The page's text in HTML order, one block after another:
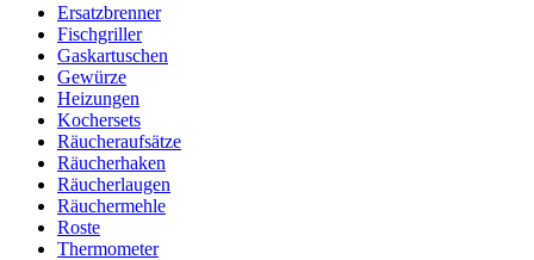
Ersatzbrenner
Fischgriller
Gaskartuschen
Gewürze
Heizungen
Kochersets
Räucheraufsätze
Räucherhaken
Räucherlaugen
Räuchermehle
Roste
Thermometer